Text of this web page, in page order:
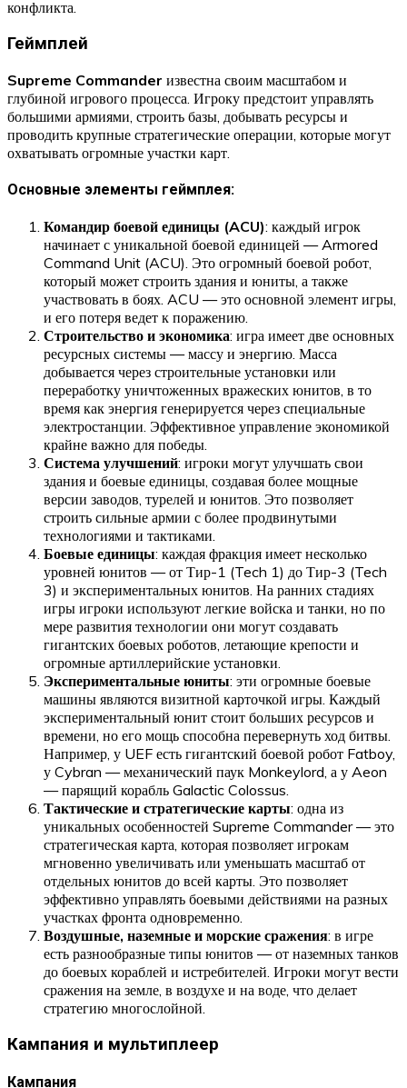
конфликта.
Геймплей
Supreme Commander известна своим масштабом и
глубиной игрового процесса. Игроку предстоит управлять
большими армиями, строить базы, добывать ресурсы и
проводить крупные стратегические операции, которые могут
охватывать огромные участки карт.
Основные элементы геймплея:
Командир боевой единицы (ACU): каждый игрок
начинает с уникальной боевой единицей — Armored
Command Unit (ACU). Это огромный боевой робот,
который может строить здания и юниты, а также
участвовать в боях. ACU — это основной элемент игры,
и его потеря ведет к поражению.
Строительство и экономика: игра имеет две основных
ресурсных системы — массу и энергию. Масса
добывается через строительные установки или
переработку уничтоженных вражеских юнитов, в то
время как энергия генерируется через специальные
электростанции. Эффективное управление экономикой
крайне важно для победы.
Система улучшений: игроки могут улучшать свои
здания и боевые единицы, создавая более мощные
версии заводов, турелей и юнитов. Это позволяет
строить сильные армии с более продвинутыми
технологиями и тактиками.
Боевые единицы: каждая фракция имеет несколько
уровней юнитов — от Тир-1 (Tech 1) до Тир-3 (Tech
3) и экспериментальных юнитов. На ранних стадиях
игры игроки используют легкие войска и танки, но по
мере развития технологии они могут создавать
гигантских боевых роботов, летающие крепости и
огромные артиллерийские установки.
Экспериментальные юниты: эти огромные боевые
машины являются визитной карточкой игры. Каждый
экспериментальный юнит стоит больших ресурсов и
времени, но его мощь способна перевернуть ход битвы.
Например, у UEF есть гигантский боевой робот Fatboy,
у Cybran — механический паук Monkeylord, а у Aeon
— парящий корабль Galactic Colossus.
Тактические и стратегические карты: одна из
уникальных особенностей Supreme Commander — это
стратегическая карта, которая позволяет игрокам
мгновенно увеличивать или уменьшать масштаб от
отдельных юнитов до всей карты. Это позволяет
эффективно управлять боевыми действиями на разных
участках фронта одновременно.
Воздушные, наземные и морские сражения: в игре
есть разнообразные типы юнитов — от наземных танков
до боевых кораблей и истребителей. Игроки могут вести
сражения на земле, в воздухе и на воде, что делает
стратегию многослойной.
Кампания и мультиплеер
Кампания